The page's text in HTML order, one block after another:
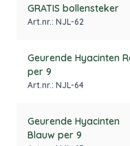
GRATIS bollensteker
Art.nr.: NJL-62
Geurende Hyacinten
per 9
Art.nr.: NJL-64
Geurende Hyacinten
Blauw per 9